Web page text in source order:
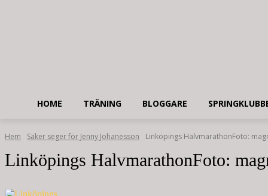
HOME TRÄNING BLOGGARE
Hem Säker seger för Jenny Johanesson Linköpings HalvmarathonFoto:
Linköpings HalvmarathonFoto: